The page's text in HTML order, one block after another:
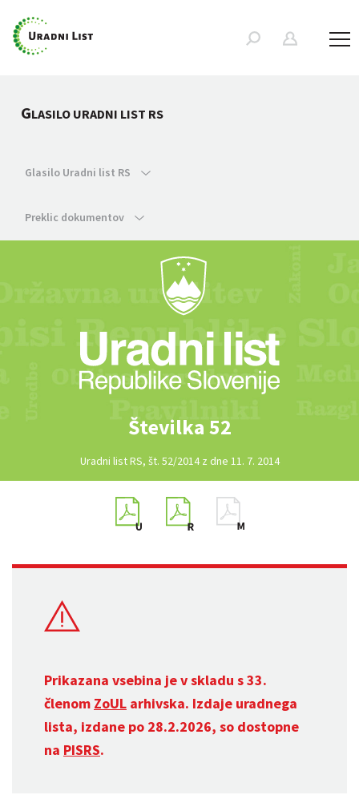
GLASILO URADNI LIST RS
Glasilo Uradni list RS
Preklic dokumentov
Številka 52
Uradni list RS, št. 52/2014 z dne 11. 7. 2014
Prikazana vsebina je v skladu s 33.
členom ZoUL arhivska. Izdaje uradnega
lista, izdane po 28.2.2026, so dostopne
na PISRS.